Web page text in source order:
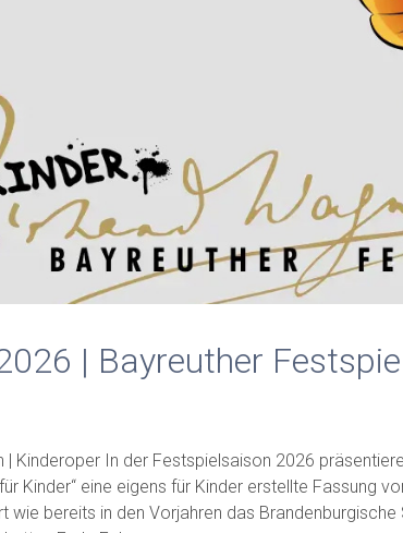
| Bayreuther
| Kinderoper In der Festspielsaison 2026
Kinder“ eine eigens für Kinder erstellte Fassung
wie bereits in den Vorjahren das